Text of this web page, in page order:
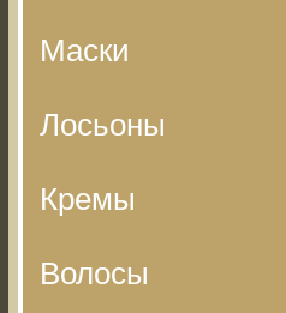
Маски
Лосьоны
Кремы
Волосы